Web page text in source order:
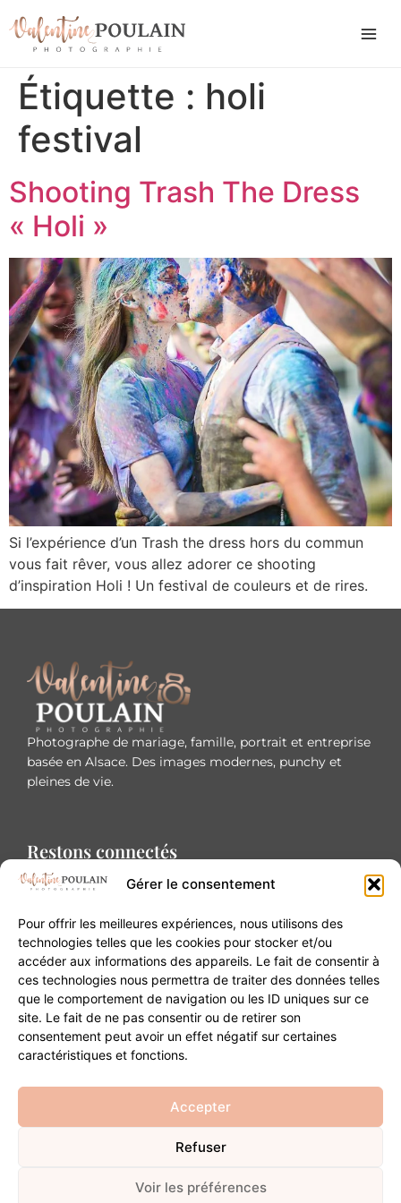
Gérer le consentement
Pour offrir les meilleures expériences, nous utilisons des
technologies telles que les cookies pour stocker et/ou
accéder aux informations des appareils. Le fait de consentir à
ces technologies nous permettra de traiter des données telles
que le comportement de navigation ou les ID uniques sur ce
site. Le fait de ne pas consentir ou de retirer son
consentement peut avoir un effet négatif sur certaines
caractéristiques et fonctions.
Accepter
Refuser
Voir les préférences
Étiquette : holi
festival
Shooting Trash The Dress
« Holi »
Si l’expérience d’un Trash the dress hors du commun
vous fait rêver, vous allez adorer ce shooting
d’inspiration Holi ! Un festival de couleurs et de rires.
Photographe de mariage, famille, portrait et entreprise
basée en Alsace. Des images modernes, punchy et
pleines de vie.
Restons connectés
Contact
20B Grand Rue 68180 Horbourg-Wihr
06 84 93 03 01
contact@valentinepoulain.com
Mentions légales· Politique de confidentialité
Développement